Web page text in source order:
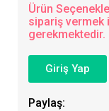
Ürün
sipariş vermek
gerekmektedir.
Giriş Yap
Paylaş: